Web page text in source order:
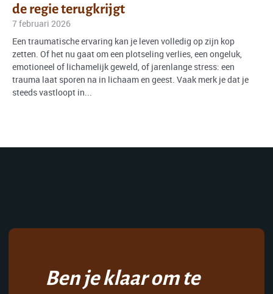
de regie terugkrijgt
7 februari 2026
Een traumatische ervaring kan je leven volledig op zijn kop
zetten. Of het nu gaat om een plotseling verlies, een ongeluk,
emotioneel of lichamelijk geweld, of jarenlange stress: een
trauma laat sporen na in lichaam en geest. Vaak merk je dat je
steeds vastloopt in...
Ben je klaar om te